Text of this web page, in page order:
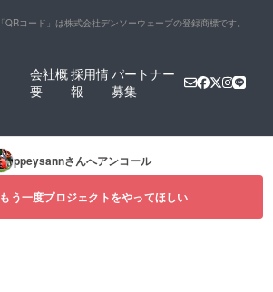
「QRコード」は株式会社デンソーウェーブの登録商標です。
会社概
要
採用情
報
パートナー
募集
ppeysannさんへアンコール
もう一度プロジェクトをやってほしい